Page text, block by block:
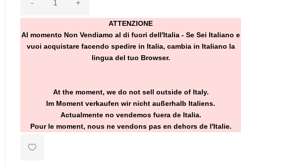
- +
ATTENZIONE
Al momento Non Vendiamo al di fuori dell'Italia - Se Sei Italiano e
vuoi acquistare facendo spedire in Italia, cambia in Italiano la
lingua del tuo Browser.
At the moment, we do not sell outside of Italy.
Im Moment verkaufen wir nicht außerhalb Italiens.
Actualmente no vendemos fuera de Italia.
Pour le moment, nous ne vendons pas en dehors de l'Italie.